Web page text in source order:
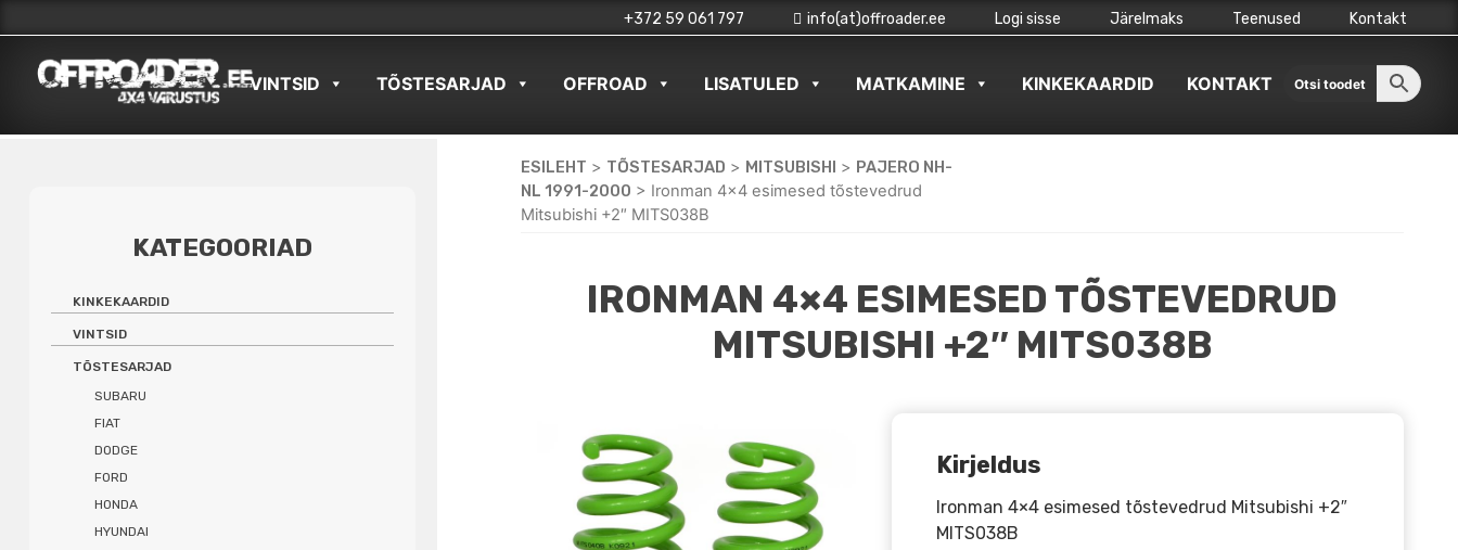
content
+372 59 061 797 info(at)offroader.ee Logi sisse Järelmaks Teenused Kontakt
VINTSID TÕSTESARJAD OFFROAD LISATULED MATKAMINE KINKEKAARDID KONTAKT
ESILEHT > TÕSTESARJAD > MITSUBISHI > PAJERO NH-
NL 1991-2000 > Ironman 4×4 esimesed tõstevedrud
Mitsubishi +2″ MITS038B
IRONMAN 4×4 ESIMESED TÕSTEVEDRUD
MITSUBISHI +2″ MITS038B
Kirjeldus
Ironman 4×4 esimesed tõstevedrud Mitsubishi +2″
MITS038B
KATEGOORIAD
KINKEKAARDID
VINTSID
TÕSTESARJAD
SUBARU
FIAT
DODGE
FORD
HONDA
HYUNDAI